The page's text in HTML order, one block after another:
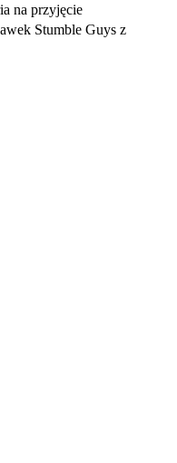
na przyjęcie
Stumble Guys z